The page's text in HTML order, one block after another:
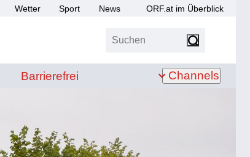
Wetter Sport News ORF.at im Überblick
Suchen
Barrierefrei
Barrierefrei Channels